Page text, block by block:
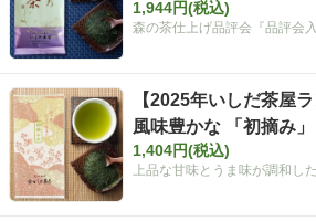
1,944円(税込)
森の茶仕上げ品評会『品評会
【2025年いしだ茶屋
風味豊かな 「初摘み
1,404円(税込)
上品な甘味とうま味が調和し